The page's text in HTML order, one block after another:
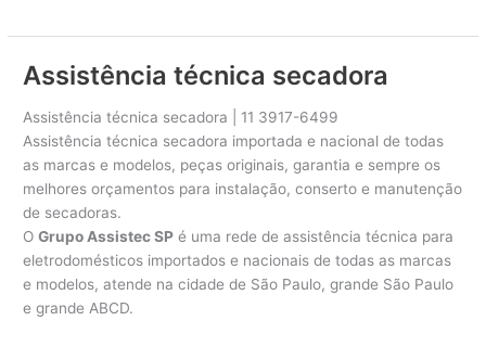
s
s
t
ê
a
Assistência técnica secadora
Assistência técnica secadora | 11 3917-6499
Assistência técnica secadora importada e nacional de todas
as marcas e modelos, peças originais, garantia e sempre os
melhores orçamentos para instalação, conserto e manutenção
de secadoras.
OGrupo Assistec SP é uma rede de assistência técnica para
eletrodomésticos importados e nacionais de todas as marcas
e modelos, atende na cidade de São Paulo, grande São Paulo
e grande ABCD.